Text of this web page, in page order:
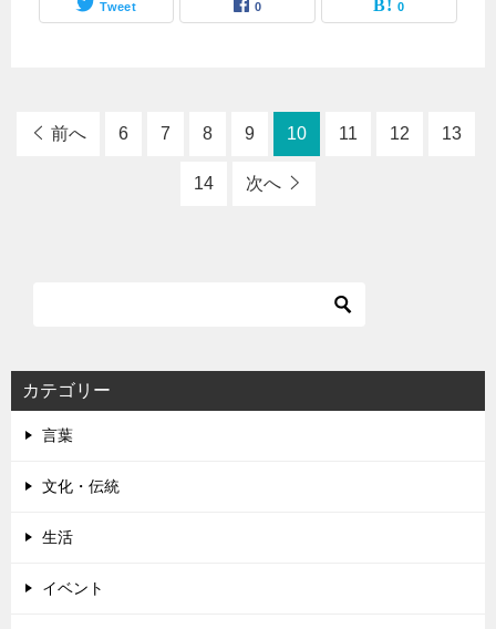
Tweet 0 0
前へ 6 7 8 9 10 11 12 13
14 次へ
カテゴリー
言葉
文化・伝統
生活
イベント